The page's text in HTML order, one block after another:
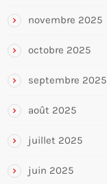
novembre 2025
octobre 2025
septembre 2025
août 2025
juillet 2025
juin 2025